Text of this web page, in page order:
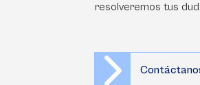
resolveremos tus